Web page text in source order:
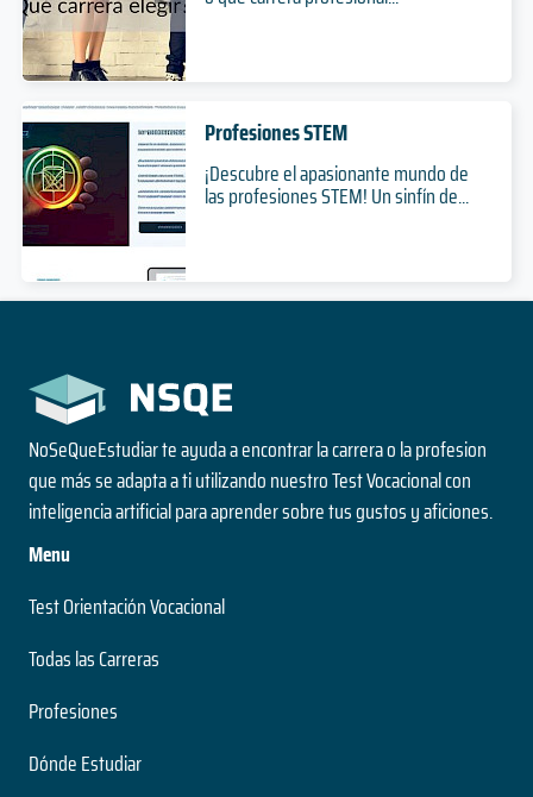
Profesiones STEM
¡Descubre el apasionante mundo de
las profesiones STEM! Un sinfín de...
NoSeQueEstudiar te ayuda a encontrar la carrera o la profesion
que más se adapta a ti utilizando nuestro Test Vocacional con
inteligencia artificial para aprender sobre tus gustos y aficiones.
Menu
Test Orientación Vocacional
Todas las Carreras
Profesiones
Dónde Estudiar